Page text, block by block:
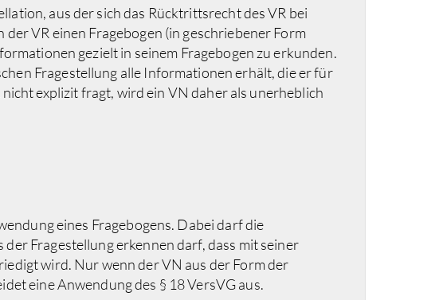
aus der sich das Rücktrittsrecht des VR bei
VR einen Fragebogen (in geschriebener Form
gezielt in seinem Fragebogen zu erkunden.
Fragestellung alle Informationen erhält, die er für
explizit fragt, wird ein VN daher als unerheblich
eines Fragebogens. Dabei darf die
Fragestellung erkennen darf, dass mit seiner
wird. Nur wenn der VN aus der Form der
eine Anwendung des § 18 VersVG aus.